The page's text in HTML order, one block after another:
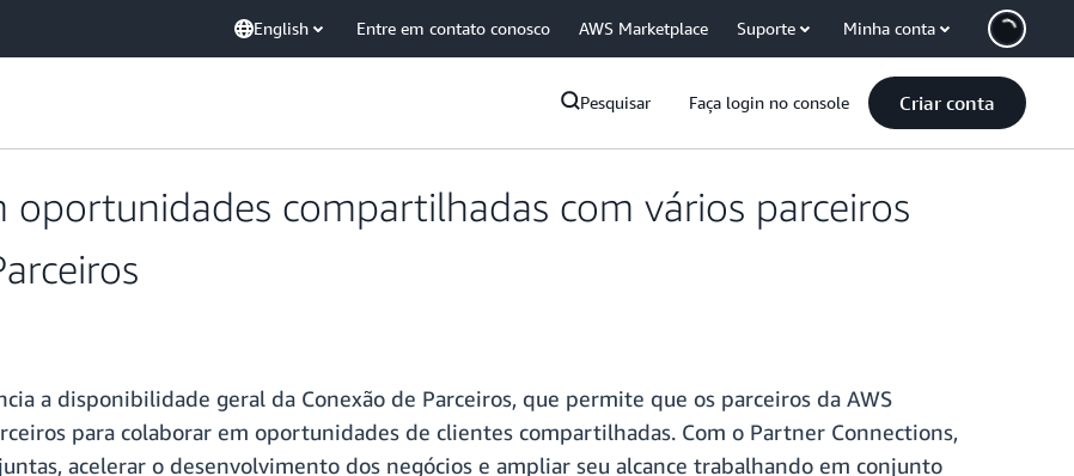
English Entre em contato conosco AWS Marketplace Suporte Minha conta
Pesquisar Faça login no console Criar conta
oportunidades compartilhadas com vários parceiros
a disponibilidade geral da Conexão de Parceiros, que permite que os parceiros da AWS
para colaborar em oportunidades de clientes compartilhadas. Com o Partner Connections,
acelerar o desenvolvimento dos negócios e ampliar seu alcance trabalhando em conjunto